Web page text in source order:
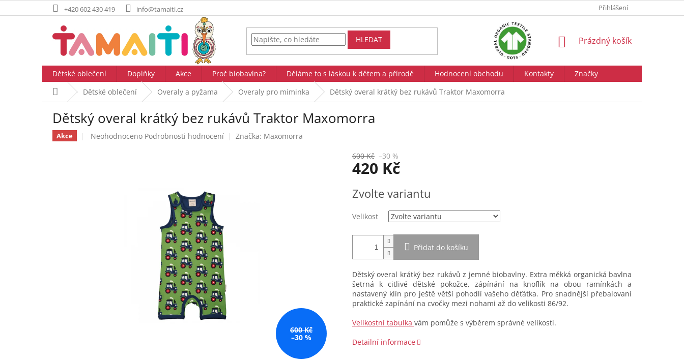
na
+420 602 430 419 info@tamaiti.cz Přihlášení
HLEDAT
NÁKUPNÍ
Prázdný košík
Dětské oblečení Doplňky Akce Proč biobavlna? Děláme to s láskou k dětem a přírodě Hodnocení obchodu Kontakty
Značky
Domů Dětské oblečení Overaly a pyžama Overaly pro miminka Dětský overal krátký bez rukávů Traktor Maxomorra
Dětský overal krátký bez rukávů Traktor Maxomorra
Akce
Průměrné
Neohodnoceno Podrobnosti hodnocení Značka: Maxomorra
600 Kč
–30 %
600 Kč –30 %
420 Kč
cena:
Zvolte variantu
Velikost
Přidat do košíku
Dětský overal krátký bez rukávů z jemné biobavlny. Extra měkká organická bavlna
šetrná k citlivé dětské pokožce, zápínání na knoflík na obou ramínkách a
nastavený klín pro ještě větší pohodlí vašeho děťátka. Pro snadnější přebalovaní
praktické zapínání na cvočky mezi nohami až do velikosti 86/92.
Velikostní tabulka vám pomůže s výběrem správné velikosti.
Detailní informace